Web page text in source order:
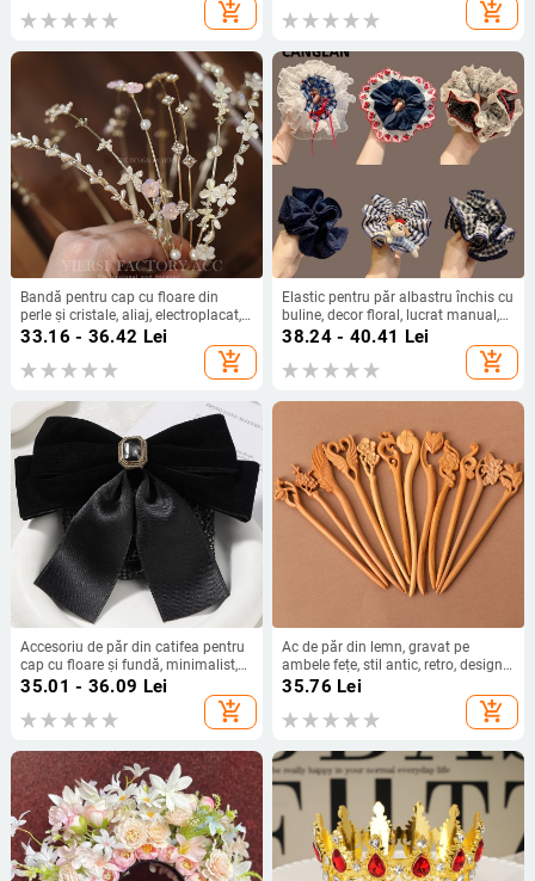
add_shopping_cart add_shopping_cart
Bandă pentru cap cu floare din
perle și cristale, aliaj, electroplacat,
toamnă 2023, stil japonez și
33.16 - 36.42 Lei
add_shopping_cart
Elastic pentru păr albastru închis cu
buline, decor floral, lucrat manual,
stil coreean lejer
38.24 - 40.41 Lei
add_shopping_cart
Accesoriu de păr din catifea pentru
cap cu floare și fundă, minimalist,
lucrat manual, clips cu arc pentru
35.01 - 36.09 Lei
add_shopping_cart
Ac de păr din lemn, gravat pe
ambele fețe, stil antic, retro, design
geometric, personalizare
35.76 Lei
add_shopping_cart